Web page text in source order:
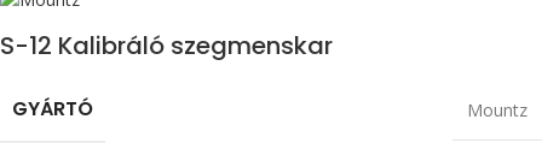
S-12 Kalibráló szegmenskar
GYÁRTÓ Mountz